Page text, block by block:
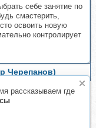
себе занятие по
смастерить,
освоить новую
контролирует
рассказываем где
сна и отдыха Сон
Черепанов)
Черепанов)
|Эпсилон-медитация